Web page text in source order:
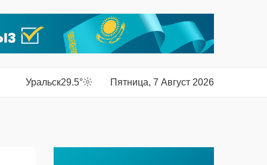
Уральск29.5° Пятница, 7 Август 2026